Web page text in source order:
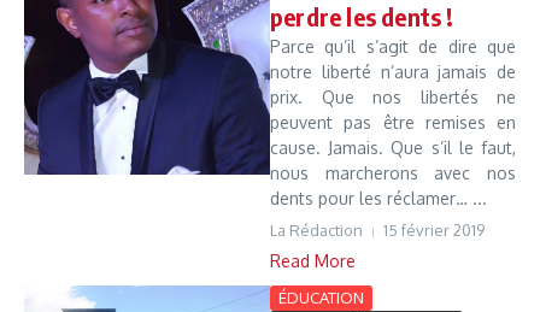
perdre les dents !
Parce qu’il s’agit de dire que
notre liberté n’aura jamais de
prix. Que nos libertés ne
peuvent pas être remises en
cause. Jamais. Que s’il le faut,
nous marcherons avec nos
dents pour les réclamer… ...
La Rédaction 15 février 2019
Read More
ÉDUCATION